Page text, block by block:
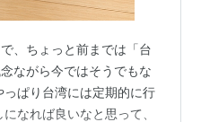
、ちょっと前までは「台
ながら今ではそうでもな
ぱり台湾には定期的に行
なれば良いなと思って、